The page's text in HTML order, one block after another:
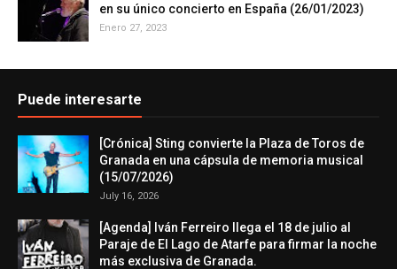
en su único concierto en España (26/01/2023)
Enero 27, 2023
Puede interesarte
[Crónica] Sting convierte la Plaza de Toros de
Granada en una cápsula de memoria musical
(15/07/2026)
July 16, 2026
[Agenda] Iván Ferreiro llega el 18 de julio al
Paraje de El Lago de Atarfe para firmar la noche
más exclusiva de Granada.